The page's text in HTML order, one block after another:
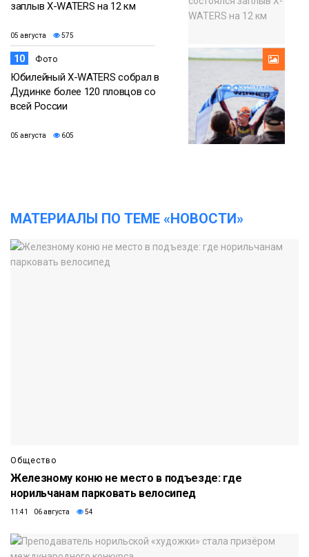
заплыв X-WATERS на 12 км
05 августа 575
10 Фото
Юбилейный X-WATERS собрал в
Дудинке более 120 пловцов со
всей России
05 августа 605
МАТЕРИАЛЫ ПО ТЕМЕ «НОВОСТИ»
Общество
Железному коню не место в подъезде: где
норильчанам парковать велосипед
11:41 06 августа 54